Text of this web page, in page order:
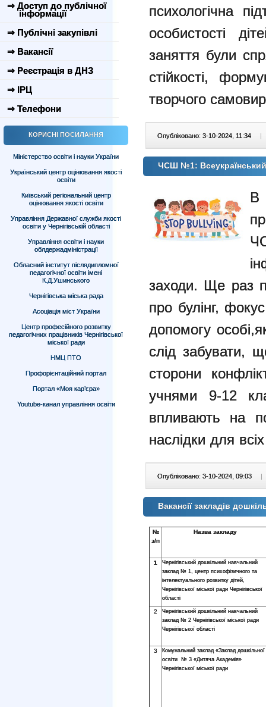
⇒ Доступ до публічної
інформації
⇒ Публічні закупівлі
⇒ Вакансії
⇒ Реєстрація в ДНЗ
⇒ ІРЦ
⇒ Телефони
КОРИСНІ ПОСИЛАННЯ
Міністерство освіти і науки України
Український центр оцінювання якості
освіти
Київський регіональний центр
оцінювання якості освіти
Управління Державної служби якості
освіти у Чернігівській області
Управління освіти і науки
облдержадміністрації
Обласний інститут післядипломної
педагогічної освіти імені
К.Д.Ушинського
Чернігівська міська рада
Асоціація міст України
Центр професійного розвитку
педагогічних працівників Чернігівської
міської ради
НМЦ ПТО
Профорієнтаційний портал
Портал «Моя кар’єра»
Youtube-канал управління освіти
психологічна
особистості
заняття були
стійкості,
творчого
Опубліковано: 3-10-2024, 11:34 |
ЧСШ №1: Всеукраїнський
В
заходи. Ще раз
про булінг,
допомогу
слід забувати,
сторони
учнями 9-12
впливають на
наслідки для
Опубліковано: 3-10-2024, 09:03 |
Вакансії закладів
№
з/п
Назва закладу
1
Чернігівський дошкільний навчальний
заклад № 1, центр психофізичного та
інтелектуального розвитку дітей,
Чернігівської міської ради Чернігівської
області
2
Чернігівський дошкільний навчальний
заклад № 2 Чернігівської міської ради
Чернігівської області
3
Комунальний заклад «Заклад дошкільної
освіти № 3 «Дитяча Академія»
Чернігівської міської ради